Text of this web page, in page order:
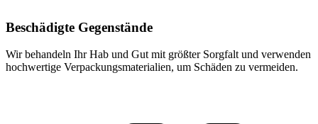
Beschädigte Gegenstände
Wir behandeln Ihr Hab und Gut mit größter Sorgfalt und verwenden
hochwertige Verpackungsmaterialien, um Schäden zu vermeiden.